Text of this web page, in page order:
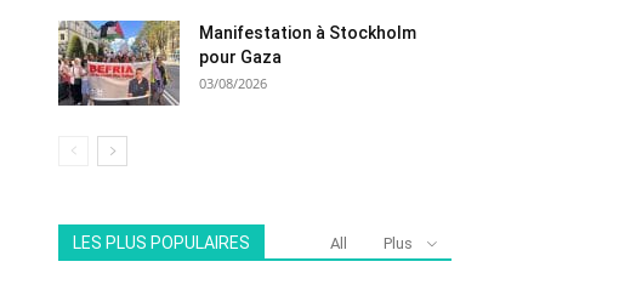
Manifestation à Stockholm
pour Gaza
03/08/2026
LES PLUS POPULAIRES All Plus